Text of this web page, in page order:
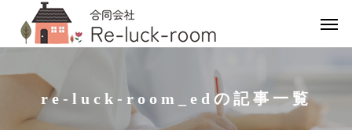
re-luck-room_edの記事一覧